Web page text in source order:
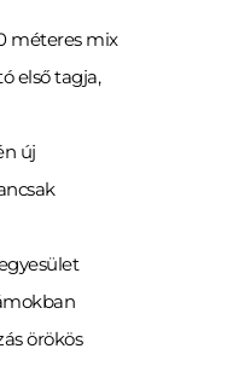
méteres mix
első tagja,
új
örökös